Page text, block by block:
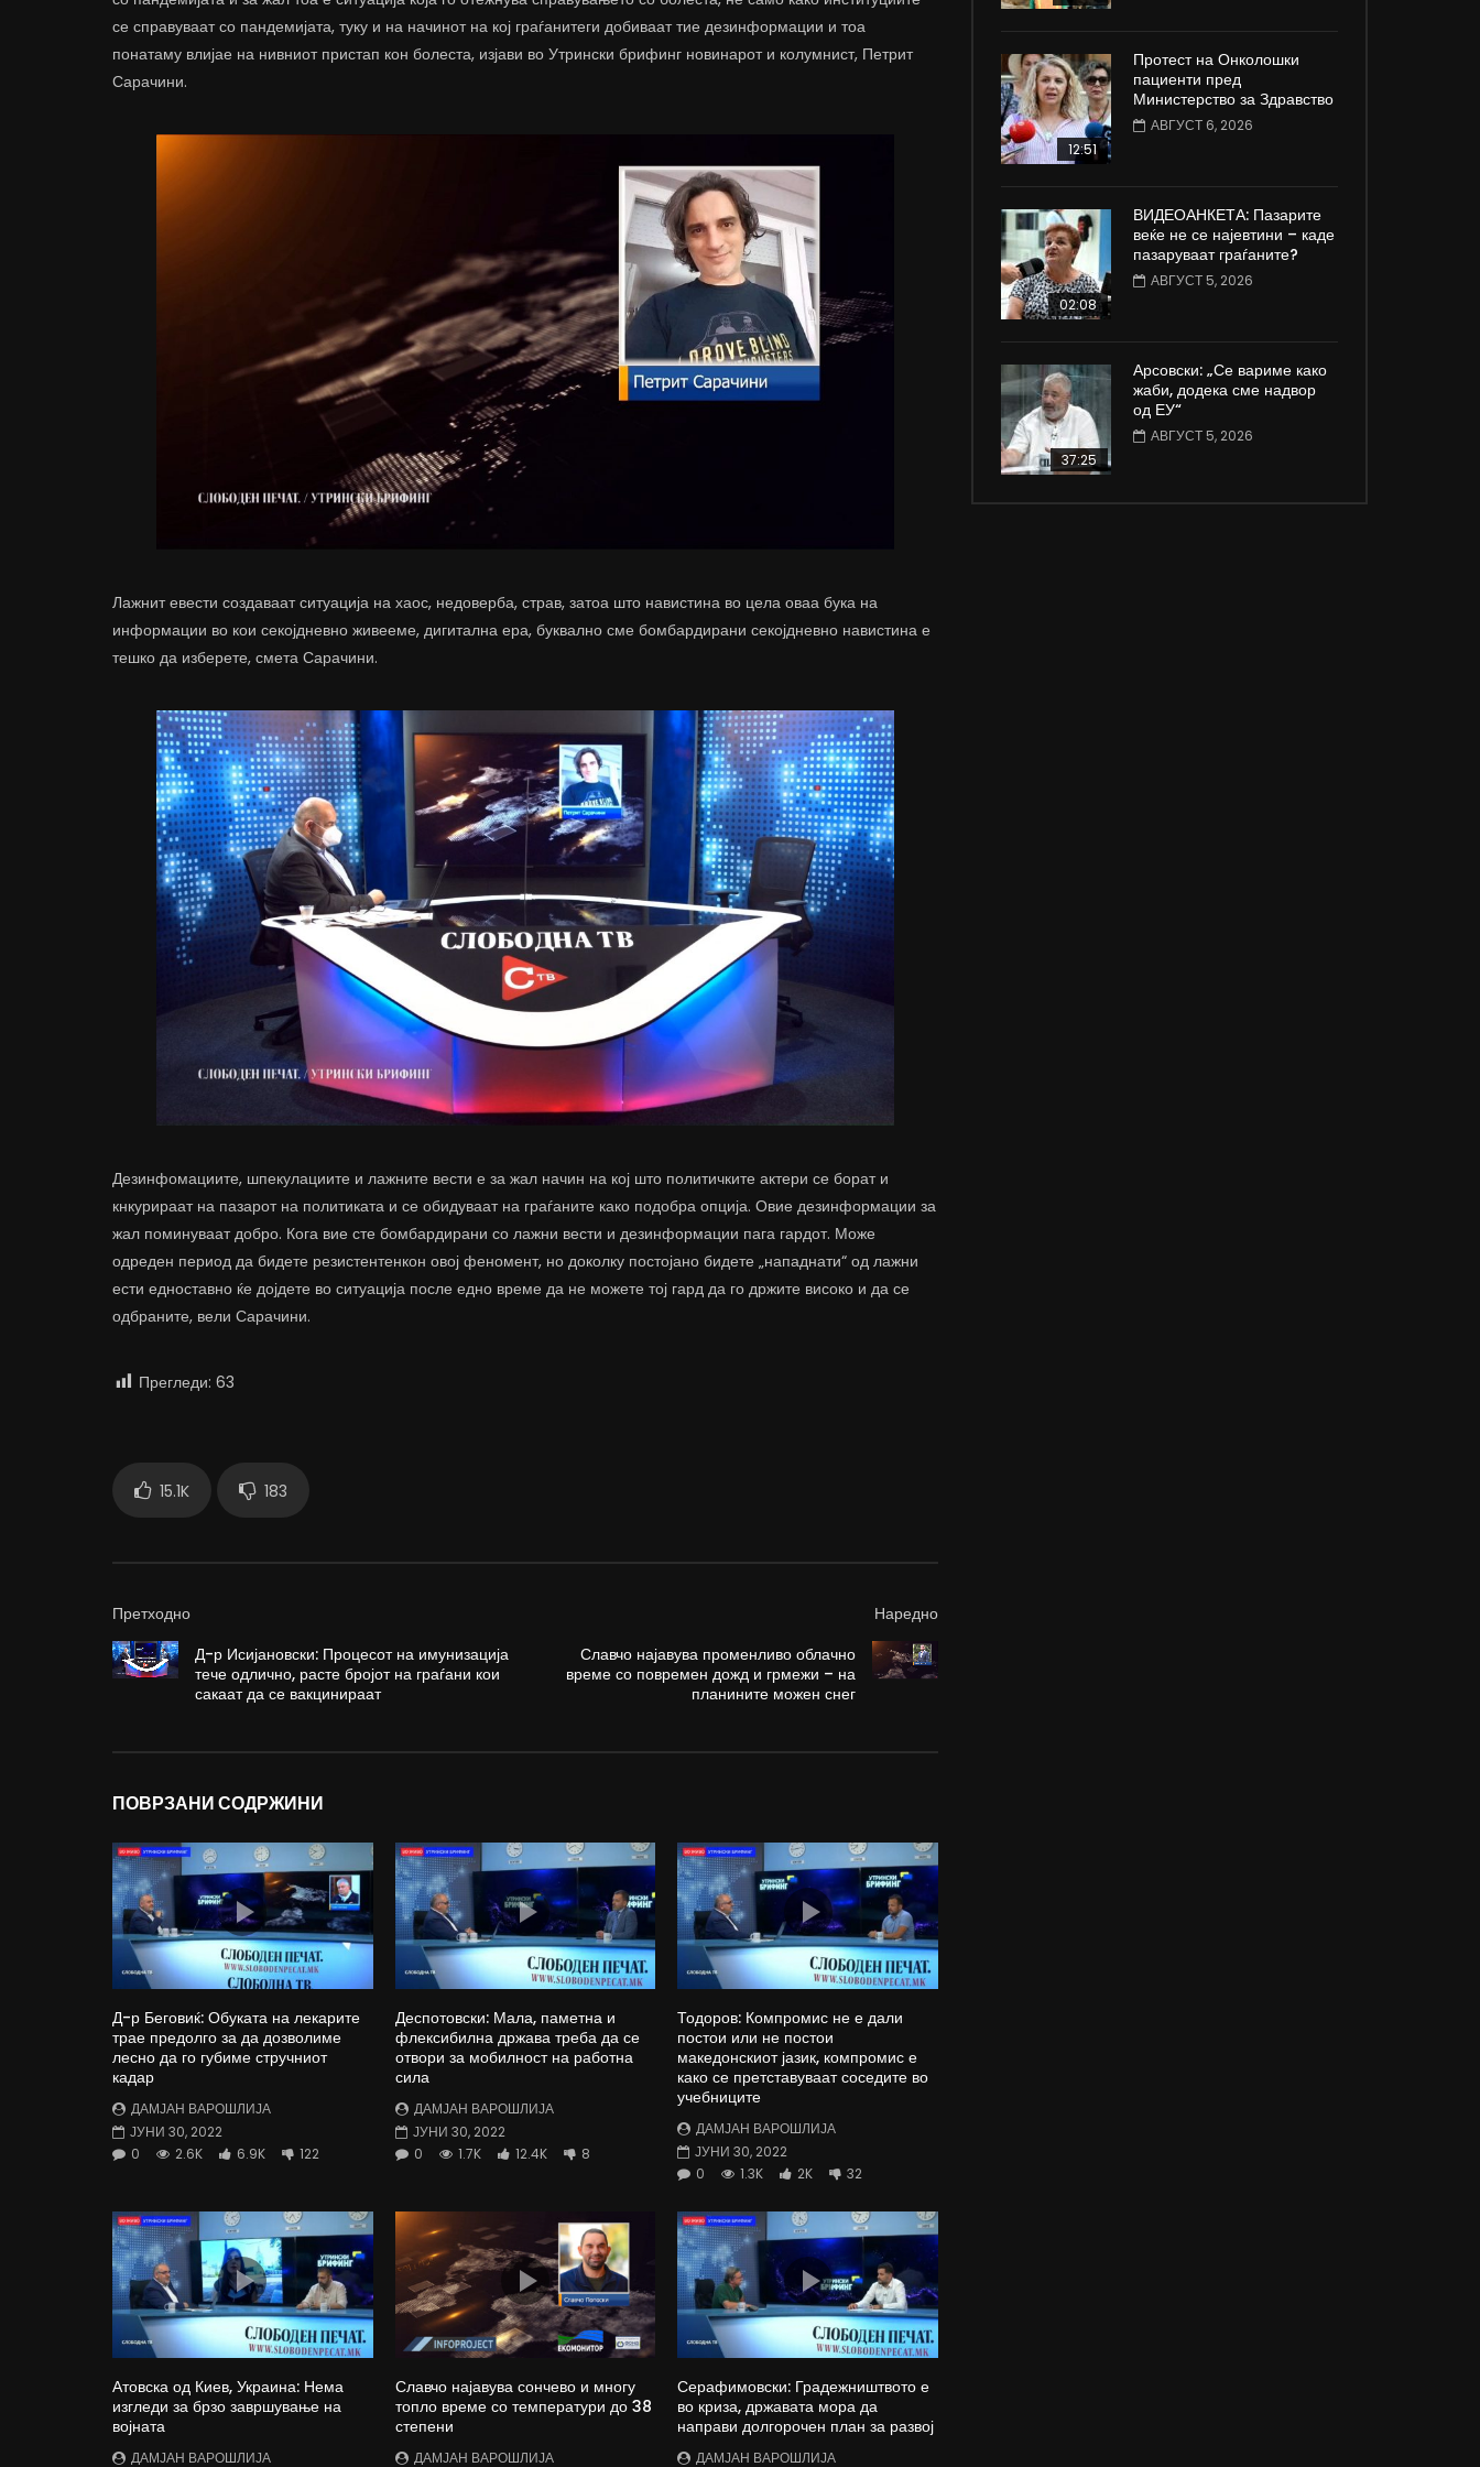
се справуваат со пандемијата, туку и на начинот на кој граѓанитеги добиваат тие дезинформации и тоа
понатаму влијае на нивниот пристап кон болеста, изјави во Утрински брифинг новинарот и колумнист, Петрит
Сарачини.
Лажнит евести создаваат ситуација на хаос, недоверба, страв, затоа што навистина во цела оваа бука на
информации во кои секојдневно живееме, дигитална ера, буквално сме бомбардирани секојдневно навистина е
тешко да изберете, смета Сарачини.
Дезинфомациите, шпекулациите и лажните вести е за жал начин на кој што политичките актери се борат и
кнкурираат на пазарот на политиката и се обидуваат на граѓаните како подобра опција. Овие дезинформации за
жал поминуваат добро. Кога вие сте бомбардирани со лажни вести и дезинформации пага гардот. Може
одреден период да бидете резистентенкон овој феномент, но доколку постојано бидете „нападнати“ од лажни
ести едноставно ќе дојдете во ситуација после едно време да не можете тој гард да го држите високо и да се
одбраните, вели Сарачини.
Прегледи: 63
15.1K 183
Претходно
Д-р Исијановски: Процесот на имунизација
тече одлично, расте бројот на граѓани кои
сакаат да се вакцинираат
Наредно
Славчо најавува променливо облачно
време со повремен дожд и грмежи – на
планините можен снег
ПОВРЗАНИ СОДРЖИНИ
Д-р Беговиќ: Обуката на лекарите
трае предолго за да дозволиме
лесно да го губиме стручниот
кадар
ДАМЈАН ВАРОШЛИЈА
ЈУНИ 30, 2022
0
2.6K 6.9K 122
Деспотовски: Мала, паметна и
флексибилна држава треба да се
отвори за мобилност на работна
сила
ДАМЈАН ВАРОШЛИЈА
ЈУНИ 30, 2022
0
1.7K 12.4K 8
Тодоров: Компромис не е дали
постои или не постои
македонскиот јазик, компромис е
како се претставуваат соседите во
учебниците
ДАМЈАН ВАРОШЛИЈА
ЈУНИ 30, 2022
0
1.3K 2K 32
Атовска од Киев, Украина: Нема
изгледи за брзо завршување на
војната
ДАМЈАН ВАРОШЛИЈА
Славчо најавува сончево и многу
топло време со температури до 38
степени
ДАМЈАН ВАРОШЛИЈА
Серафимовски: Градежништвото е
во криза, државата мора да
направи долгорочен план за развој
ДАМЈАН ВАРОШЛИЈА
12:51
Протест на Онколошки
пациенти пред
Министерство за Здравство
АВГУСТ 6, 2026
02:08
ВИДЕОАНКЕТА: Пазарите
веќе не се најевтини – каде
пазаруваат граѓаните?
АВГУСТ 5, 2026
37:25
Арсовски: „Се вариме како
жаби, додека сме надвор
од ЕУ“
АВГУСТ 5, 2026